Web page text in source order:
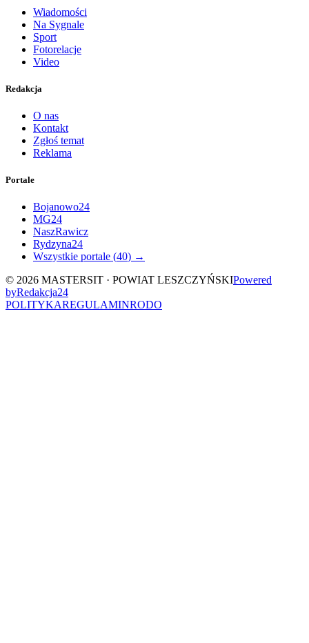
Wiadomości
Na Sygnale
Sport
Fotorelacje
Video
Redakcja
O nas
Kontakt
Zgłoś temat
Reklama
Portale
Bojanowo24
MG24
NaszRawicz
Rydzyna24
Wszystkie portale (40) →
© 2026 MASTERSIT · POWIAT LESZCZYŃSKIPowered
byRedakcja24
POLITYKAREGULAMINRODO